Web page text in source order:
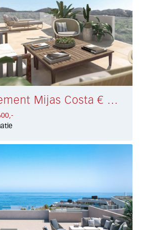
Appartement Mijas Costa € 350.600,-